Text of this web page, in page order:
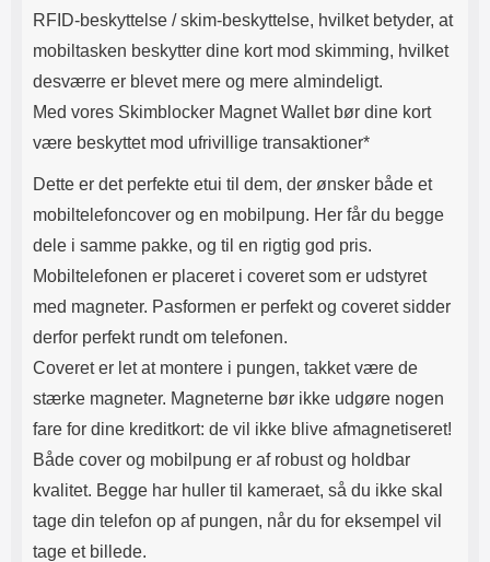
RFID-beskyttelse / skim-beskyttelse, hvilket betyder, at
mobiltasken beskytter dine kort mod skimming, hvilket
desværre er blevet mere og mere almindeligt.
Med vores Skimblocker Magnet Wallet bør dine kort
være beskyttet mod ufrivillige transaktioner*
Dette er det perfekte etui til dem, der ønsker både et
mobiltelefoncover og en mobilpung. Her får du begge
dele i samme pakke, og til en rigtig god pris.
Mobiltelefonen er placeret i coveret som er udstyret
med magneter. Pasformen er perfekt og coveret sidder
derfor perfekt rundt om telefonen.
Coveret er let at montere i pungen, takket være de
stærke magneter. Magneterne bør ikke udgøre nogen
fare for dine kreditkort: de vil ikke blive afmagnetiseret!
Både cover og mobilpung er af robust og holdbar
kvalitet. Begge har huller til kameraet, så du ikke skal
tage din telefon op af pungen, når du for eksempel vil
tage et billede.